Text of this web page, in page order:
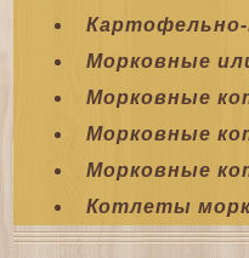
Морковные
Морковные
Морковные
Морковные
Котлеты